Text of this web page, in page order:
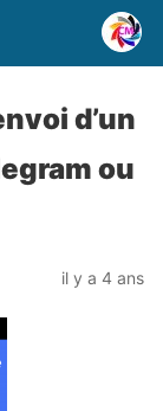
d’un
ou
il y a 4 ans